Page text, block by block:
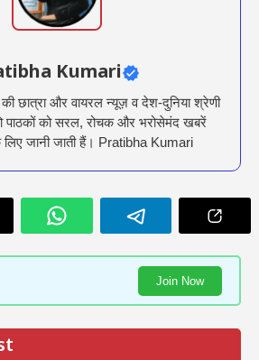
Kumari
की छात्रा और वायरल न्यूज़ व देश-दुनिया श्रेणी
पाठकों को सरल, रोचक और भरोसेमंद खबरें
जानी जाती हैं। Pratibha Kumari
Join Now